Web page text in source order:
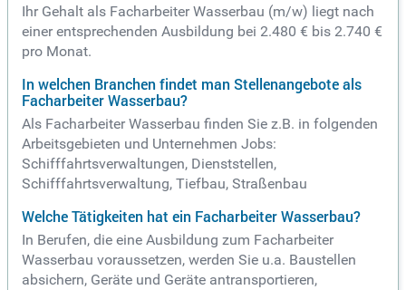
Ihr Gehalt als Facharbeiter Wasserbau (m/w) liegt nach
einer entsprechenden Ausbildung bei 2.480 € bis 2.740 €
pro Monat.
In welchen Branchen findet man Stellenangebote als
Facharbeiter Wasserbau?
Als Facharbeiter Wasserbau finden Sie z.B. in folgenden
Arbeitsgebieten und Unternehmen Jobs:
Schifffahrtsverwaltungen, Dienststellen,
Schifffahrtsverwaltung, Tiefbau, Straßenbau
Welche Tätigkeiten hat ein Facharbeiter Wasserbau?
In Berufen, die eine Ausbildung zum Facharbeiter
Wasserbau voraussetzen, werden Sie u.a. Baustellen
absichern, Geräte und Geräte antransportieren,